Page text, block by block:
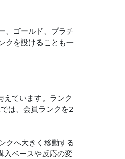
、ゴールド、プラチ
クを設けることも一
えています。ランク
は、会員ランクを2
クへ大きく移動する
入ベースや反応の変